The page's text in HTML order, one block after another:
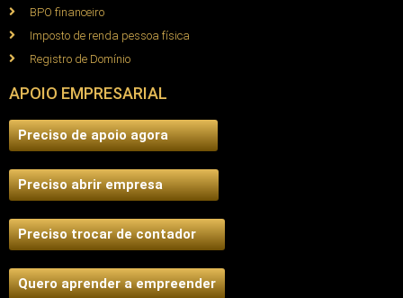
BPO financeiro
Imposto de renda pessoa física
Registro de Domínio
APOIO EMPRESARIAL
Preciso de apoio agora
Preciso abrir empresa
Preciso trocar de contador
Quero aprender a empreender